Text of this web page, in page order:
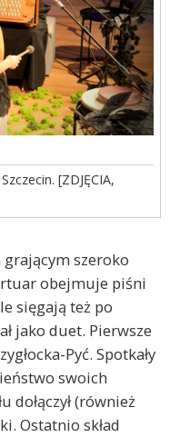
[ZDJĘCIA,
grającym szeroko
obejmuje piśni
sięgają też po
jako duet. Pierwsze
Pyć. Spotkały
swoich
dołączył (również
Ostatnio skład